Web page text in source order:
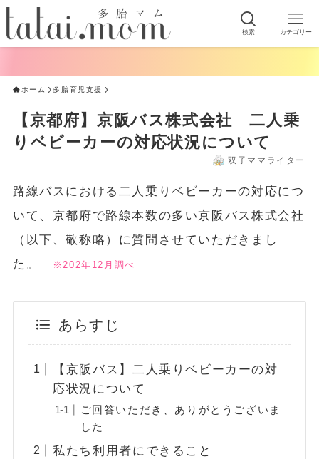
検索 カテゴリー
ホーム 多胎育児支援
【京都府】京阪バス株式会社 二人乗
りベビーカーの対応状況について
双子ママライター
路線バスにおける二人乗りベビーカーの対応につ
いて、京都府で路線本数の多い京阪バス株式会社
（以下、敬称略）に質問させていただきまし
た。
※202年12月調べ
あらすじ
【京阪バス】二人乗りベビーカーの対
応状況について
ご回答いただき、ありがとうございま
した
私たち利用者にできること